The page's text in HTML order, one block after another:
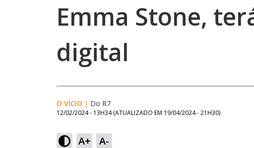
Emma Stone,
digital
O VÍCIO | Do R7
12/02/2024 - 13H34 (ATUALIZADO EM 19/04/2024 - 21H30)
A+ A-